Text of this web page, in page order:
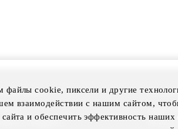
Magazine
Legal
Privacy
файлы cookie, пиксели и другие
взаимодействии с нашим сайтом,
сайта и обеспечить эффективность